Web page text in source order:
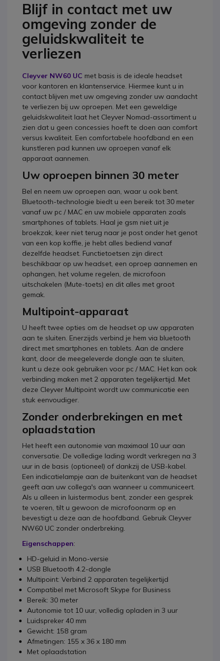
Blijf in contact met uw
omgeving zonder de
geluidskwaliteit te
verliezen
Cleyver NW60 UC met basis is de ideale headset
voor kantoren en klantenservice. Hiermee kunt u in
contact blijven met uw omgeving zonder uw aandacht
te verliezen bij uw oproepen. Met een geweldige
geluidskwaliteit laat het Cleyver Nomad-assortiment u
zien dat u geen concessies hoeft te doen aan comfort
versus kwaliteit. Een comfortabele hoofdband en een
kunstleren pad kunnen uw oproepen vanaf elk
apparaat aannemen.
Uw oproepen binnen 30 meter
Bel en neem uw oproepen aan, waar u ook bent.
Bluetooth-technologie biedt u een bereik tot 30 meter
vanaf uw pc / MAC en uw mobiele apparaten zoals
smartphones of tablets. Haal je gsm niet uit je
broekzak, keer niet terug naar je post onder het genot
van een kop koffie, je hebt alles bediend vanaf
dezelfde headset. Functietoetsen zijn direct
beschikbaar op uw headset, een oproep aannemen en
ophangen, het volume regelen, de microfoon
uitschakelen (Mute-toets) en dit alles met groot
gemak.
Multipoint-apparaat
U heeft twee opties om de headset op uw apparaten
aan te sluiten. Enerzijds verbind je hem via bluetooth
direct met smartphones en tablets. Aan de andere
kant, door de meegeleverde dongle aan te sluiten,
kunt u deze ook gebruiken voor pc / MAC. Het kan ook
verbinding maken met 2 apparaten tegelijkertijd. Met
deze Cleyver Multipoint wordt uw communicatie een
stuk eenvoudiger.
Zonder onderbrekingen en met
oplaadstation
Het heeft een autonomie van maximaal 10 uur aan
conversatie. De volledige lading wordt verkregen na 3
uur in de basis (optioneel) of dankzij de USB-kabel.
Een indicatielampje aan de buitenkant van de headset
geeft aan uw collega's aan wanneer u communiceert.
Als u alleen in luistermodus bent, zonder een gesprek
te voeren, tilt u gewoon de microfoonarm op en
bevestigt u deze aan de hoofdband. Gebruik Cleyver
NW60 UC zonder onderbreking.
Eigenschappen:
HD-geluid in Mono-versie
USB Bluetooth 4.2-dongle
Multipoint: Verbind 2 apparaten tegelijkertijd
Compatibel met Microsoft Skype for Business
Bereik: 30 meter
Autonomie tot 10 uur, volledig opladen in 3 uur
Luidspreker 40 mm
Gewicht: 158 gram
Afmetingen: 155 x 36 x 180 mm
Met oplaadstation